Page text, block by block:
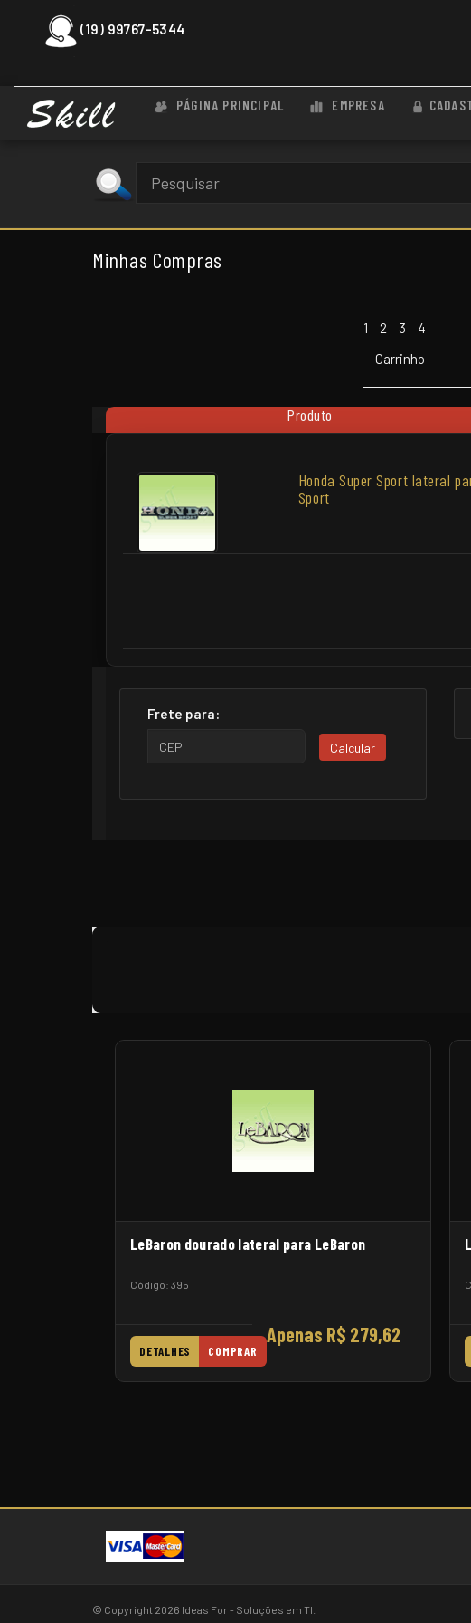
(19) 99767-5344
PÁGINA PRINCIPAL EMPRESA
Minhas Compras
1 2 3
4
Carrinho
Produto
Honda Super Sport lateral
Sport
Frete para:
Calcular
LeBaron dourado lateral para LeBaron
Código: 395
Apenas R$ 279,62
DETALHES COMPRAR
© Copyright 2026 Ideas For - Soluções em TI.